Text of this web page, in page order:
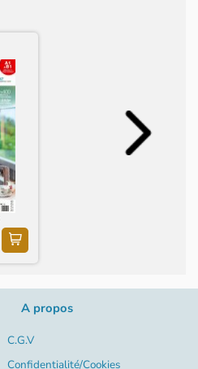
A propos
C.G.V
Confidentialité/Cookies